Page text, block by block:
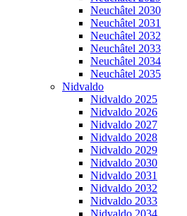
Neuchâtel 2030
Neuchâtel 2031
Neuchâtel 2032
Neuchâtel 2033
Neuchâtel 2034
Neuchâtel 2035
Nidvaldo
Nidvaldo 2025
Nidvaldo 2026
Nidvaldo 2027
Nidvaldo 2028
Nidvaldo 2029
Nidvaldo 2030
Nidvaldo 2031
Nidvaldo 2032
Nidvaldo 2033